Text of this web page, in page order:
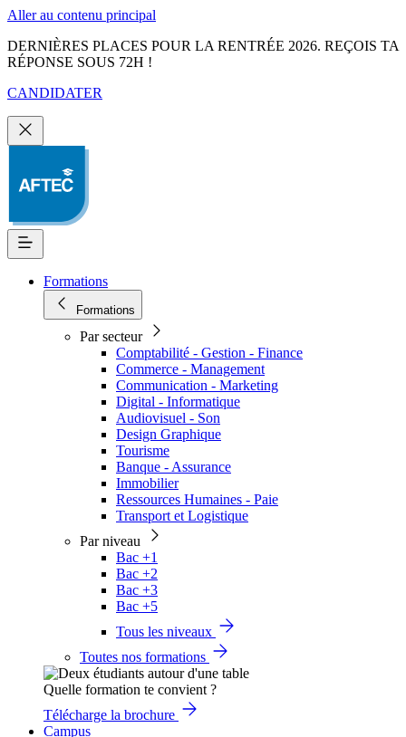
Aller au contenu principal
DERNIÈRES PLACES POUR LA RENTRÉE 2026. REÇOIS TA
RÉPONSE SOUS 72H !
CANDIDATER
Formations
Formations
Par secteur
Comptabilité - Gestion - Finance
Commerce - Management
Communication - Marketing
Digital - Informatique
Audiovisuel - Son
Design Graphique
Tourisme
Banque - Assurance
Immobilier
Ressources Humaines - Paie
Transport et Logistique
Par niveau
Bac +1
Bac +2
Bac +3
Bac +5
Tous les niveaux
Toutes nos formations
Quelle formation te convient ?
Télécharge la brochure
Campus